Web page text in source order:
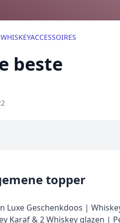
WHISKEYACCESSOIRES
beste
topper
Luxe Geschenkdoos |
Karaf & 2 Whiskey glazen |